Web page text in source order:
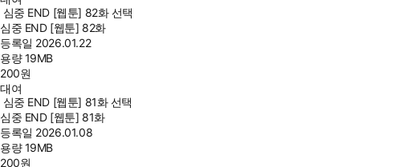
심중 END [웹툰] 82화 선택
심중 END [웹툰] 82화
등록일 2026.01.22
용량19MB
200원
대여
심중 END [웹툰] 81화 선택
심중 END [웹툰] 81화
등록일 2026.01.08
용량19MB
200원